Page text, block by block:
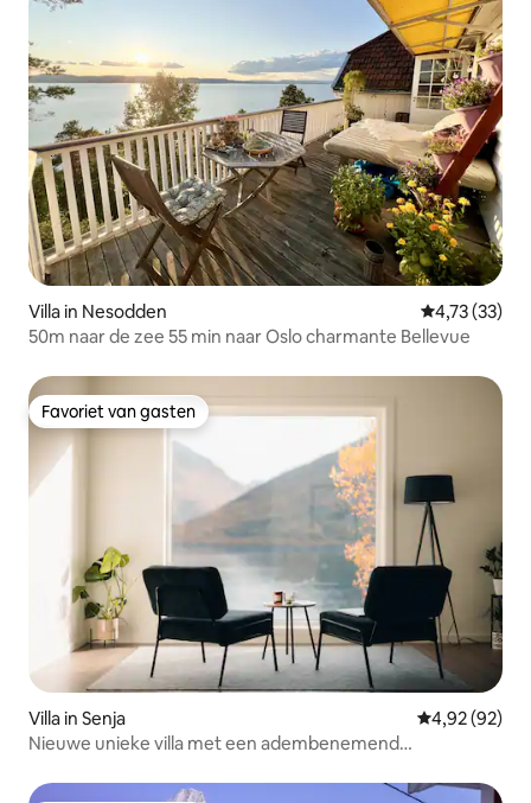
Villa in Nesodden Gemiddelde
4,73 (33)
50m naar de zee 55 min naar Oslo charmante Bellevue
Favoriet van gasten
Favoriet van gasten
Villa in Senja Gemiddelde
4,92 (92)
Nieuwe unieke villa met een adembenemend